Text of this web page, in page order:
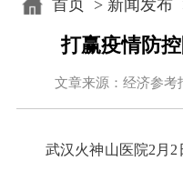
首页> 新闻发布
打赢疫情防
文章来源：经济参
武汉火神山医院2月2